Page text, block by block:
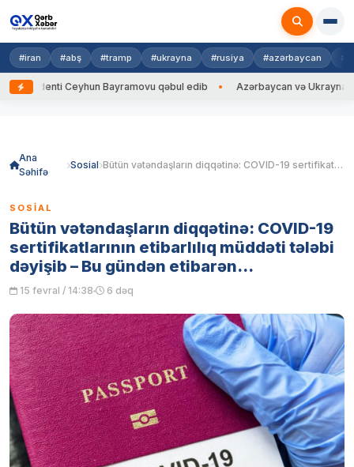
#iran #abş #tramp #ukrayna #rusiya #azərbaycan
Ceyhun Bayramovu qəbul edib Azərbaycan və Ukrayna XİN
Ana
Səhifə
Sosial Bütün vətəndaşların diqqətinə: COVID-19 sertifikatlarının etibarlılıq müddəti tələbi dəyişib – Bu gündən etibarən…
SOSIAL
Bütün vətəndaşların diqqətinə: COVID-19
sertifikatlarının etibarlılıq müddəti tələbi
dəyişib – Bu gündən etibarən…
15 fevral / 14:38 6 dəq